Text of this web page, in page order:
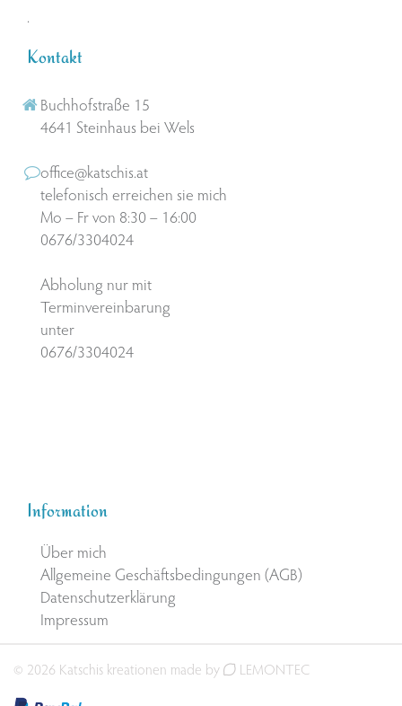
.
Kontakt
Buchhofstraße 15
4641 Steinhaus bei Wels
office@katschis.at
telefonisch erreichen sie mich
Mo – Fr von 8:30 – 16:00
0676/3304024
Abholung nur mit
Terminvereinbarung
unter
0676/3304024
Information
Über mich
Allgemeine Geschäftsbedingungen (AGB)
Datenschutzerklärung
Impressum
© 2026 Katschis kreationen made by LEMONTEC